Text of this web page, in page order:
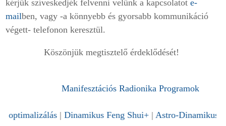
kérjük szíveskedjék felvenni velünk a kapcsolatot e-
mailben, vagy -a könnyebb és gyorsabb kommunikáció
végett- telefonon keresztül.
Köszönjük megtisztelő érdeklődését!
Manifesztációs Radionika Programok
és optimalizálás|Dinamikus Feng Shui+|Astro-